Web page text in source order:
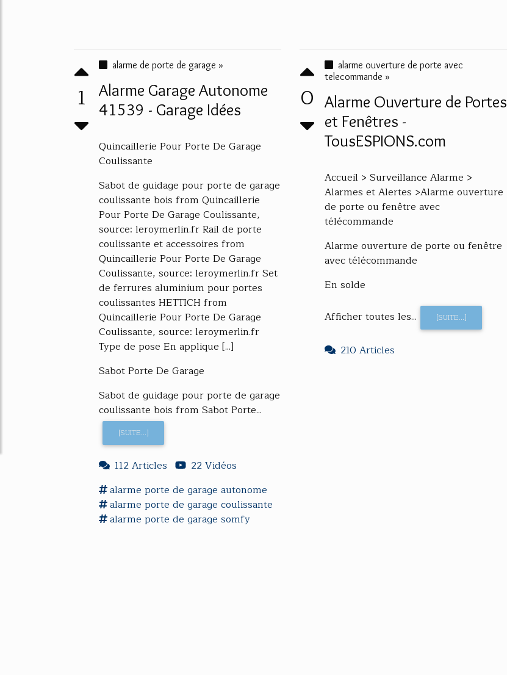
1
alarme de porte de garage »
Alarme Garage Autonome
41539 - Garage Idées
Quincaillerie Pour Porte De Garage
Coulissante
Sabot de guidage pour porte de garage
coulissante bois from Quincaillerie
Pour Porte De Garage Coulissante,
source: leroymerlin.fr Rail de porte
coulissante et accessoires from
Quincaillerie Pour Porte De Garage
Coulissante, source: leroymerlin.fr Set
de ferrures aluminium pour portes
coulissantes HETTICH from
Quincaillerie Pour Porte De Garage
Coulissante, source: leroymerlin.fr
Type de pose En applique [...]
Sabot Porte De Garage
Sabot de guidage pour porte de garage
coulissante bois from Sabot Porte...
[SUITE...]
112 Articles
22 Vidéos
alarme porte de garage autonome
alarme porte de garage coulissante
alarme porte de garage somfy
0
alarme ouverture de porte avec
telecommande »
Alarme Ouverture de Portes
et Fenêtres -
TousESPIONS.com
Accueil > Surveillance Alarme >
Alarmes et Alertes >Alarme ouverture
de porte ou fenêtre avec
télécommande
Alarme ouverture de porte ou fenêtre
avec télécommande
En solde
Afficher toutes les... [SUITE...]
210 Articles